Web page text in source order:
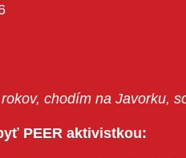
chodím na Javorku,
PEER aktivistkou: